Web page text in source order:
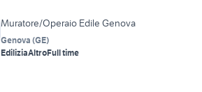
Muratore/Operaio Edile Genova
Genova (GE)
EdiliziaAltroFull time